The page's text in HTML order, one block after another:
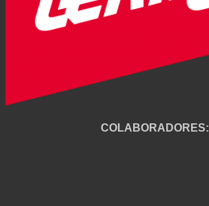
COLABORADORES: